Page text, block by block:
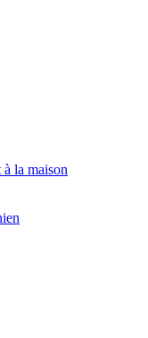
la maison